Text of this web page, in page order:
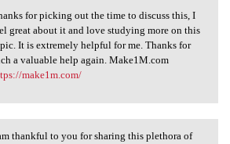
for picking out the
for picking out the time to discuss this, I
great about it and love studying more on this
It is extremely helpful for me. Thanks for
a valuable help again. Make1M.com
make1m.com/
thankful to you for sharing this plethora of